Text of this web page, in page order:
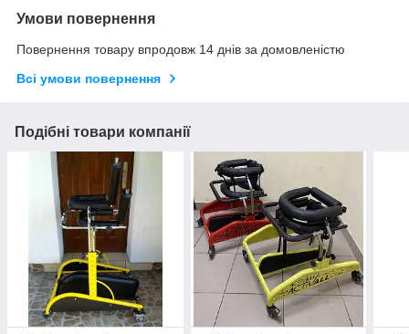
Умови повернення
Повернення товару впродовж 14 днів за домовленістю
Всі умови повернення
Подібні товари компанії